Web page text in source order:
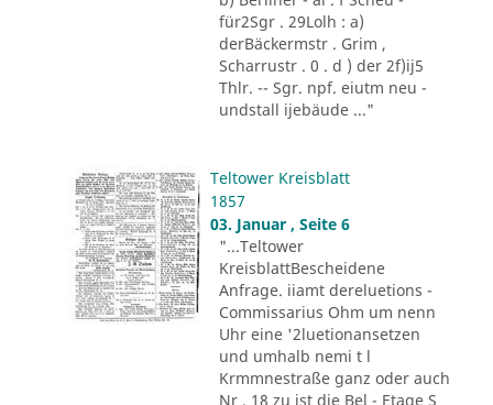
für2Sgr . 29Lolh : a)
derBäckermstr . Grim ,
Scharrustr . 0 . d ) der 2f)ij5
Thlr. -- Sgr. npf. eiutm neu -
undstall ijebäude ..."
Teltower Kreisblatt
1857
03. Januar , Seite 6
"...Teltower
KreisblattBescheidene
Anfrage. iiamt dereluetions -
Commissarius Ohm um nenn
Uhr eine '2luetionansetzen
und umhalb nemi t l
Krmmnestraße ganz oder auch
Nr . 18 zu ist die Bel - Etage S